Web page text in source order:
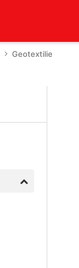
Geotextilie